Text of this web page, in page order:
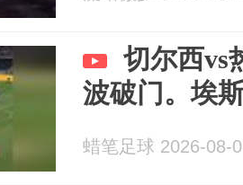
切尔西vs
波破门。埃
蜡笔足球 2026-08-